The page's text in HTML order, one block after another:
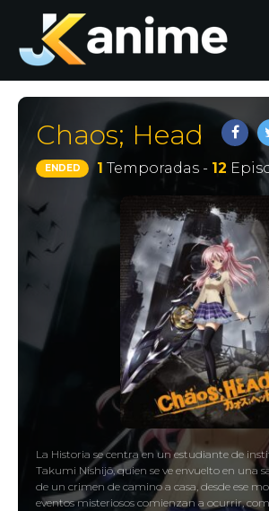
Chaos; Head
ENDED 1 Temporadas - 12
La Historia se centra en un estudiante de
Takumi Nishijō, quien se ve envuelto en una
de un crimen de camino a casa, desde ese
eventos misteriosos comienzan a ocurrir,